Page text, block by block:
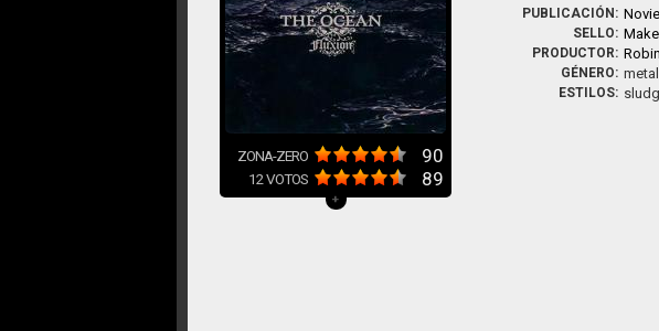
ZONA-ZERO 90
12VOTOS 89
+
PUBLICACIÓN:
SELLO:
PRODUCTOR:
GÉNERO: metal
ESTILOS: